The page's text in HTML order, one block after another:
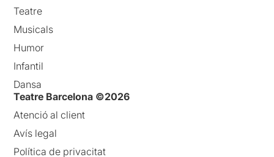
Teatre
Musicals
Humor
Infantil
Dansa
Teatre Barcelona ©2026
Atenció al client
Avís legal
Política de privacitat